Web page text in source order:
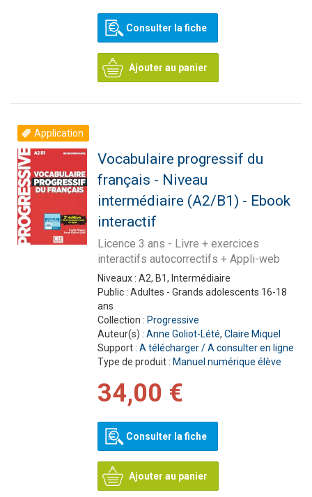
Consulter la fiche
Ajouter au panier
Application
Vocabulaire progressif du
français - Niveau
intermédiaire (A2/B1) - Ebook
interactif
Licence 3 ans - Livre + exercices
interactifs autocorrectifs + Appli-web
Niveaux : A2, B1, Intermédiaire
Public : Adultes - Grands adolescents 16-18
ans
Collection : Progressive
Auteur(s) : Anne Goliot-Lété, Claire Miquel
Support : A télécharger / A consulter en ligne
Type de produit : Manuel numérique élève
34,00 €
Consulter la fiche
Ajouter au panier